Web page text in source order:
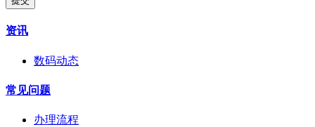
资讯
数码动态
常见问题
办理流程